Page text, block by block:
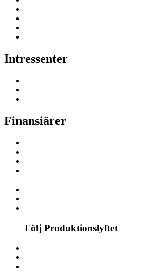
Intressenter
Finansiärer
Följ Produktionslyftet